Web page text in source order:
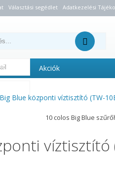
Választási segédlet Adatkezelési
Akciók
Blue központi víztisztító (TW-
10 colos Big Blue
víztisztító